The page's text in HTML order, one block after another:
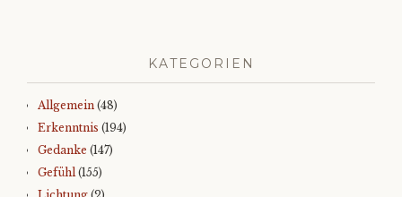
KATEGORIEN
Allgemein (48)
Erkenntnis (194)
Gedanke (147)
Gefühl(155)